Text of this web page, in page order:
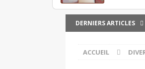
DERNIERS ARTICLES
ACCUEIL